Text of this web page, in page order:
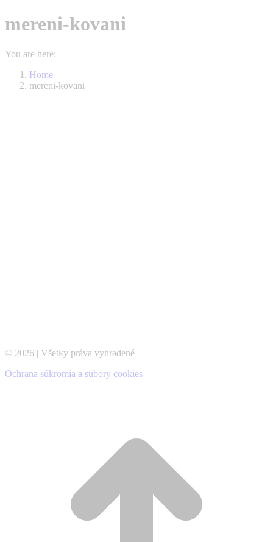
mereni-kovani
You are here:
Home
mereni-kovani
© 2026 | Všetky práva vyhradené
Ochrana súkromia a súbory cookies